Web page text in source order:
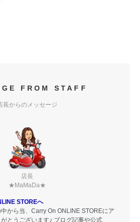
FROM STAFF
長からのメッセージ
店長
★MaMaDa★
STOREへ
から当、Carry On ONLINE STOREにア
とうございます♪ ブログ記事や公式